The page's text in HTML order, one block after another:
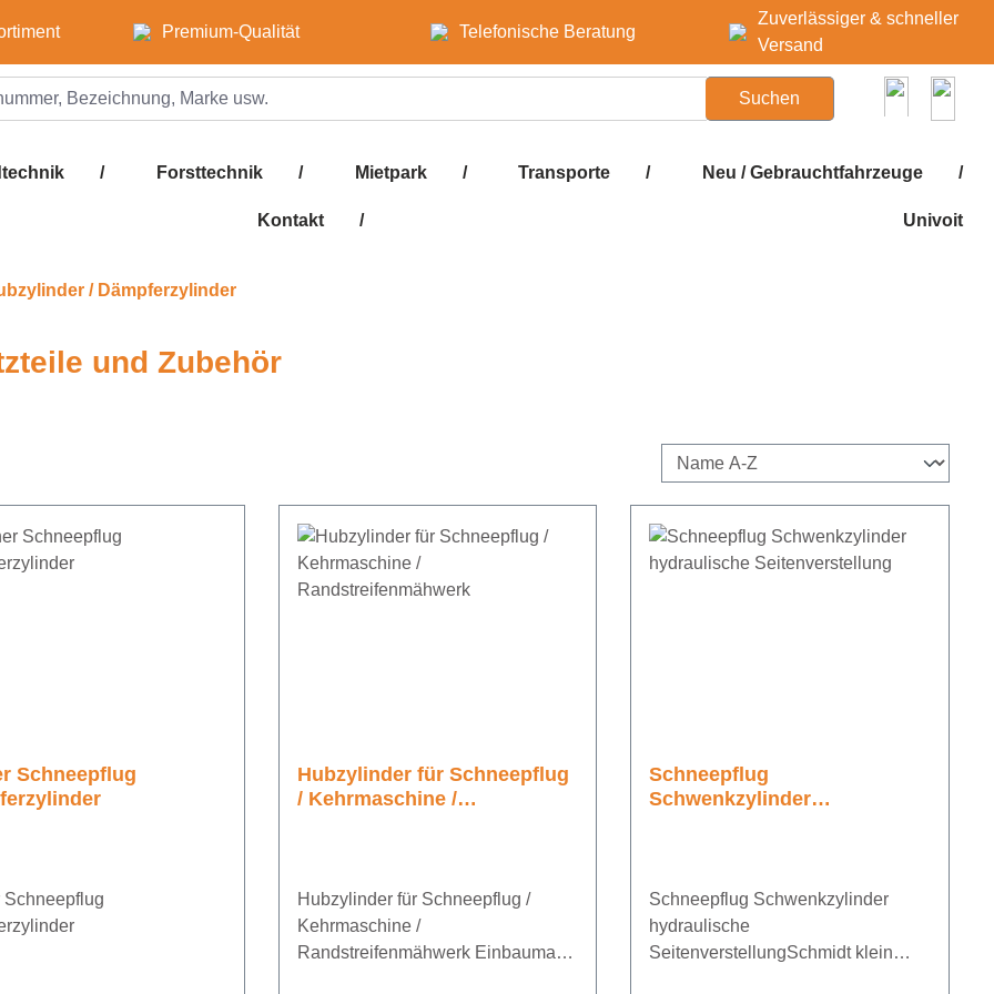
Premium-Qualität Telefonische Beratung
Zuverlässiger & schneller
Versand
Suchen
/ Forsttechnik / Mietpark / Transporte / Neu / Gebrauchtfahrzeuge /
Kontakt / Univoit
/ Dämpferzylinder
und Zubehör
Schneepflug
Schneepflug
Hubzylinder für Schneepflug
/ Kehrmaschine /
Hubzylinder für Schneepflug /
Kehrmaschine /
Randstreifenmähwerk Einbaumaß:
Schneepflug
Schwenkzylinder
Schneepflug Schwenkzylinder
hydraulische
SeitenverstellungSchmidt klein